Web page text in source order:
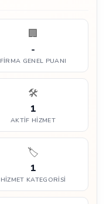
🏢
-
FIRMA GENEL PUANI
🛠️
1
AKTIF HIZMET
🏷️
1
HIZMET KATEGORISI